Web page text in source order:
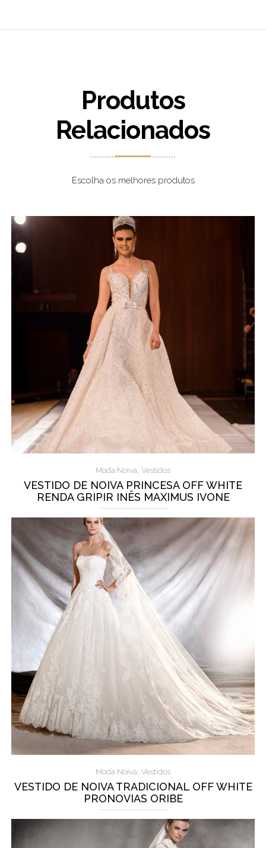
Produtos
Relacionados
Escolha os melhores produtos
Moda Noiva, Vestidos
VESTIDO DE NOIVA PRINCESA OFF WHITE
RENDA GRIPIR INÊS MAXIMUS IVONE
Moda Noiva, Vestidos
VESTIDO DE NOIVA TRADICIONAL OFF WHITE
PRONOVIAS ORIBE